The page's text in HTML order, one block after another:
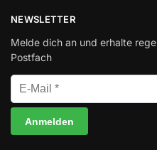
NEWSLETTER
Melde dich an und erhalte
Postfach